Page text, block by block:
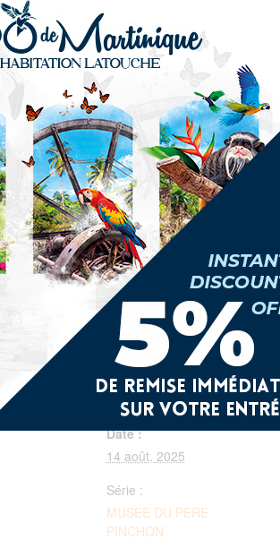
de-France, dans une ancienne
un intérieur bourgeois de la fin du
Fort-de-France
Vendredi : 8h-17h | Mardi: 14h-
DÉTAILS
Date :
14 août, 2025
Série :
MUSEE DU PERE
PINCHON